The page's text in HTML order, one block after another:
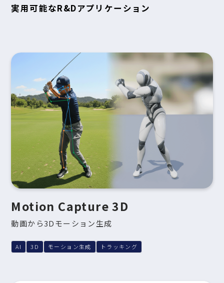
実用可能なR&Dアプリケーション
Motion Capture 3D
動画から3Dモーション生成
AI 3D モーション生成 トラッキング